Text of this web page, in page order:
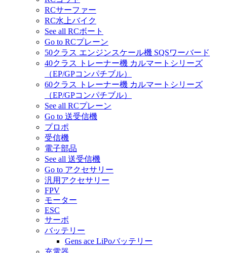
RCサーファー
RC水上バイク
See all RCボート
Go to RCプレーン
50クラス エンジンスケール機 SQSワーバード
40クラス トレーナー機 カルマートシリーズ
（EP/GPコンパチブル）
60クラス トレーナー機 カルマートシリーズ
（EP/GPコンパチブル）
See all RCプレーン
Go to 送受信機
プロポ
受信機
電子部品
See all 送受信機
Go to アクセサリー
汎用アクセサリー
FPV
モーター
ESC
サーボ
バッテリー
Gens ace LiPoバッテリー